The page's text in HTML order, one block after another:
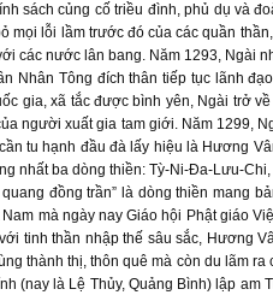
sách củng cố triều đình, phủ dụ và
mọi lỗi lầm trước đó của các quần
các nước lân bang. Năm 1293, Ngài
Nhân Tông đích thân tiếp tục lãnh
gia, xã tắc được bình yên, Ngài trở
người xuất gia tam giới. Năm 1299,
tu hạnh đầu đà lấy hiệu là Hương
nhất ba dòng thiền: Tỳ-Ni-Đa-Lưu-
đồng trần” là dòng thiền mang
mà ngày nay Giáo hội Phật giáo
tinh thần nhập thế sâu sắc, Hương
thành thị, thôn quê mà còn du lãm ra
(nay là Lệ Thủy, Quảng Bình) lập am